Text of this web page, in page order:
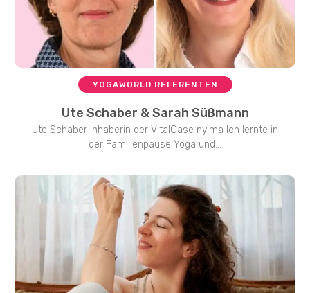
YOGAWORLD REFERENTEN
Ute Schaber & Sarah Süßmann
Ute Schaber Inhaberin der VitalOase nyima Ich lernte in
der Familienpause Yoga und...